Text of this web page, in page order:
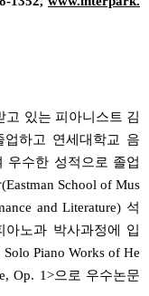
고 있는 피아니스트 김
업하고 연세대학교 음
우수한 성적으로 졸업
School of Mus
and Literature) 석
노과 박사과정에 입
Piano Works of He
Op. 1>으로 우수논문